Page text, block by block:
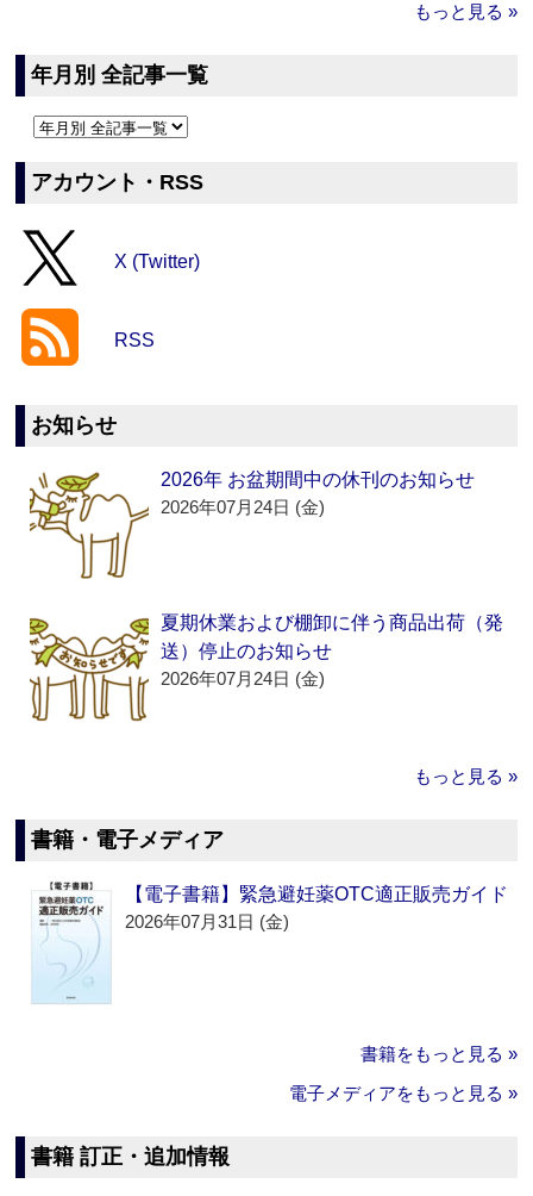
もっと見る »
年月別 全記事一覧
アカウント・RSS
X (Twitter)
RSS
お知らせ
2026年 お盆期間中の休刊のお知らせ
2026年07月24日 (金)
夏期休業および棚卸に伴う商品出荷（発
送）停止のお知らせ
2026年07月24日 (金)
もっと見る »
書籍・電子メディア
【電子書籍】緊急避妊薬OTC適正販売ガイド
2026年07月31日 (金)
書籍をもっと見る »
電子メディアをもっと見る »
書籍 訂正・追加情報